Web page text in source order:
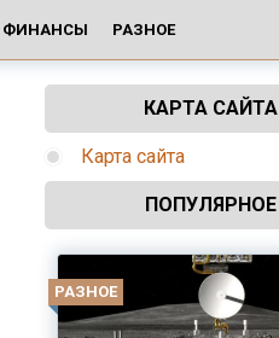
ФИНАНСЫ РАЗНОЕ
КАРТА САЙТА
Карта сайта
ПОПУЛЯРНОЕ
РАЗНОЕ